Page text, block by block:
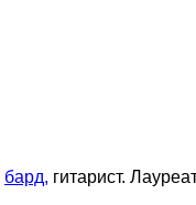
бард, гитарист.